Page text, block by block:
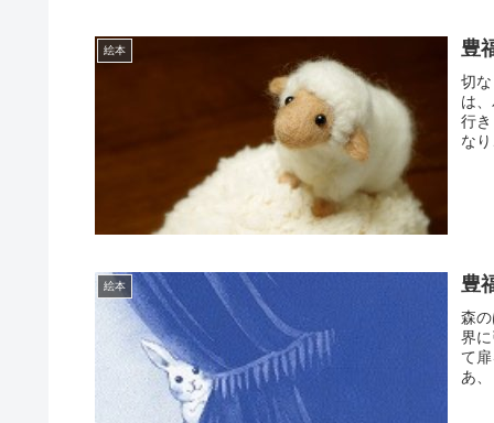
絵本 豊
切
は
行
な
絵本 豊
森
界
て
あ